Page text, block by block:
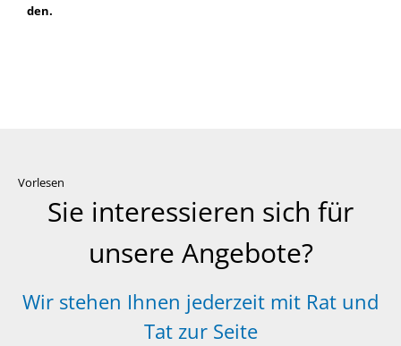
den.
Vorlesen
Sie interessieren sich für
unsere Angebote?
Wir stehen Ihnen jederzeit mit Rat und
Tat zur Seite